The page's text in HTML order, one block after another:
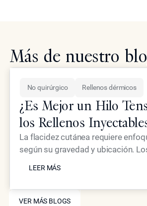
Más de nuestro
VER MÁS BLOGS
VER MÁS BLOGS
No quirúrgico Rellenos dérmicos
¿Es Mejor un Hilo
los Rellenos
Piel Flácida?
La flacidez cutánea requiere
según su gravedad y ubicación.
tensores proporcionan un efecto
avanzados como Neustem
de volumen y estimulación de
LEER MÁS